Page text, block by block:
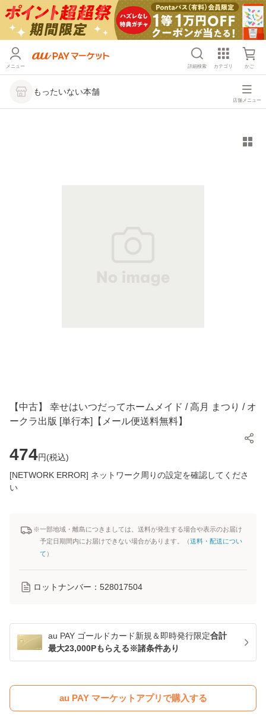
メニュー 詳細検索 カテゴリ かご
もったいない本舗
店舗メニュー
【中古】 幸せはいつだってホームメイド / 高月 まつり / オ
ークラ出版 [単行本]【メール便送料無料】
474円(税込)
[NETWORK ERROR] ネットワーク周りの設定を確認してくださ
い
※一部地域・離島につきましては、送料が発生する場合や表示のお届け
予定日期間内にお届けできない場合があります。（送料・配送につい
て ）
ロットナンバー： 528017504
au PAY ゴールドカード新規＆即時発行限定合計
最大23,000Pもらえる※諸条件あり
au PAY マーケットアプリで購入する